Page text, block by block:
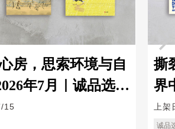
房，思索环境与自
年7月｜诚品选书
童
15
撕
界
上
诚品